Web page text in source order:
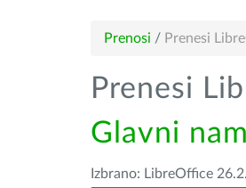
Prenosi / Prenesi
Prenesi
Glavni
Izbrano: LibreOffice